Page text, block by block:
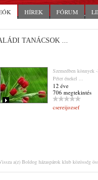
HÍREK FÓRUM
TANÁCSOK ...
Szemedben könnyek
Péter énekel ...
12 éve
706 megtekintés
csereijozsef
a(z) Boldog házaspárok klub közösség